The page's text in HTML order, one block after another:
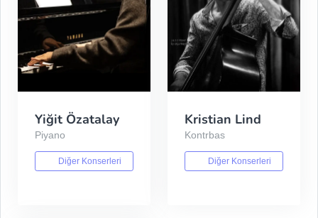
Yiğit Özatalay
Piyano
Diğer Konserleri
Kristian Lind
Kontrbas
Diğer Konserleri